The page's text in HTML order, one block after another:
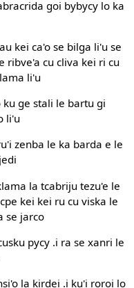
goi bybycy lo ka
kei ca'o se bilga li'u se
ribve'a cu cliva kei ri cu
li'u
ku ge stali le bartu gi
li'u
zenba le ka barda e le
la tcabriju tezu'e le
kei kei ru cu viska le
se jarco
pycy .i ra se xanri le
la kirdei .i ku'i roroi lo